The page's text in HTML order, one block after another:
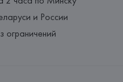
и России
ограничений